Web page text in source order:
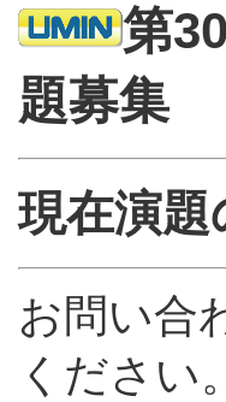
第
題募集
現在演
お問い合
ください。